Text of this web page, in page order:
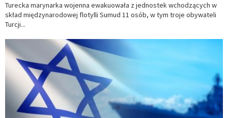
Turecka marynarka wojenna ewakuowała z jednostek wchodzących w
skład międzynarodowej flotylli Sumud 11 osób, w tym troje obywateli
Turcji...